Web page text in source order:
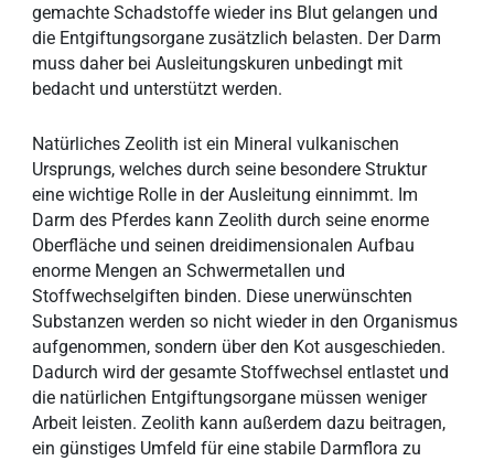
gemachte Schadstoffe wieder ins Blut gelangen und
die Entgiftungsorgane zusätzlich belasten. Der Darm
muss daher bei Ausleitungskuren unbedingt mit
bedacht und unterstützt werden.
Natürliches Zeolith ist ein Mineral vulkanischen
Ursprungs, welches durch seine besondere Struktur
eine wichtige Rolle in der Ausleitung einnimmt. Im
Darm des Pferdes kann Zeolith durch seine enorme
Oberfläche und seinen dreidimensionalen Aufbau
enorme Mengen an Schwermetallen und
Stoffwechselgiften binden. Diese unerwünschten
Substanzen werden so nicht wieder in den Organismus
aufgenommen, sondern über den Kot ausgeschieden.
Dadurch wird der gesamte Stoffwechsel entlastet und
die natürlichen Entgiftungsorgane müssen weniger
Arbeit leisten. Zeolith kann außerdem dazu beitragen,
ein günstiges Umfeld für eine stabile Darmflora zu